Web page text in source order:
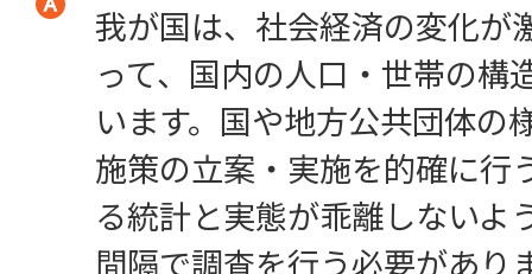
我が国は、社会経済の変化が
って、国内の人口・世帯の構
います。国や地方公共団体の
施策の立案・実施を的確に行
る統計と実態が乖離しないよ
間隔で調査を行う必要があり